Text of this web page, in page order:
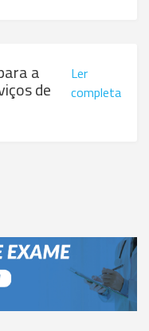
a
de
Ler
completa